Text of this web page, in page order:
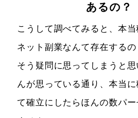
あるの？
こうして調べてみると、本
ネット副業なんて存在するの
そう疑問に思ってしまうと
んが思っている通り、本当
て確立にしたらほんの数パ